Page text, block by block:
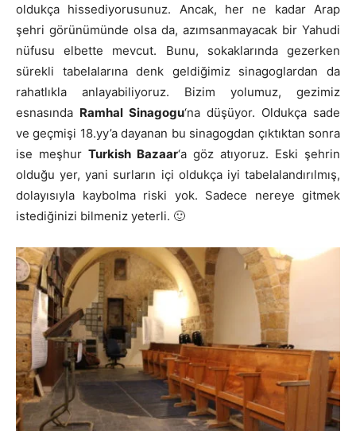
oldukça hissediyorusunuz. Ancak, her ne kadar Arap
şehri görünümünde olsa da, azımsanmayacak bir Yahudi
nüfusu elbette mevcut. Bunu, sokaklarında gezerken
sürekli tabelalarına denk geldiğimiz sinagoglardan da
rahatlıkla anlayabiliyoruz. Bizim yolumuz, gezimiz
esnasında Ramhal Sinagogu‘na düşüyor. Oldukça sade
ve geçmişi 18.yy’a dayanan bu sinagogdan çıktıktan sonra
ise meşhur Turkish Bazaar‘a göz atıyoruz. Eski şehrin
olduğu yer, yani surların içi oldukça iyi tabelalandırılmış,
dolayısıyla kaybolma riski yok. Sadece nereye gitmek
istediğinizi bilmeniz yeterli. 🙂